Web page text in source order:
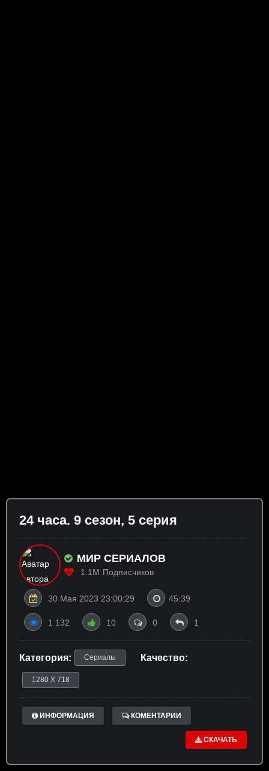
24 часа. 9 сезон, 5 серия
МИР СЕРИАЛОВ
1.1M Подписчиков
30 Мая 2023 23:00:29 45:39
1 132 10 0 1
Категория: Сериалы Качество:
1280 X 718
ИНФОРМАЦИЯ КОМЕНТАРИИ
СКАЧАТЬ